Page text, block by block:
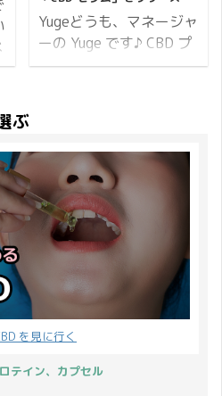
します。 ※当店は年内で
閉店します、詳細ブログ
は以下となります。 ...
の CBD ワックスの販売
を記念して CBDMANiA
では ≪ -Nagomi- キャン
CBD ワックス」もしくは
「テルペン配合 CBD ワ
ックス」です。 さらに【
a ...
Yugeどうも、マネージャ
ーの Yuge です♪ CBD プ
ロテインに続き、
液）となります。
CBDMANiA CBD セラム
／1.6%（500mg）グリ
ース CBD 肌用美容液
30ml 使い切りサイズの
小さいセラムも発売され
ました♪ CBDMANiA CBD
セラム／1.6%（33mg）
グリース CBD 肌用美容
液 2ml この投稿を
Instagramで見る #CBD
ぶ
を見に行く
テイン、カプセル